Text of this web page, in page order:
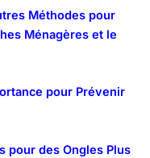
Méthodes pour
Ménagères et le
pour Prévenir
pour des Ongles Plus